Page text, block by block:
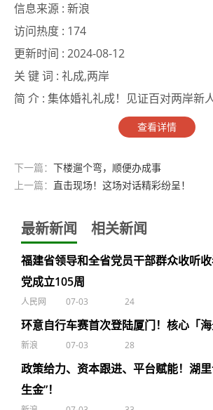
信息来源 : 新浪
访问热度 : 174
更新时间 : 2024-08-12
关 键 词 : 礼成,两岸
简 介 : 集体婚礼礼成！见证百对两岸新
查看详情
下一篇： 下楼遛个弯，顺便办成事
上一篇： 直击现场！这场对话精彩纷呈！
最新新闻 相关新闻
福建省领导和全省党员干部群众收听
党成立105周
人民网 07-03 24
环意自行车赛首次登陆厦门！核心「
新浪 07-03 28
政策给力、资本跟进、平台赋能！湖
生金”！